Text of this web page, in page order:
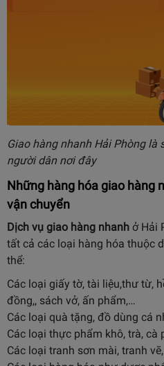
Giao hàng nhanh Hải Phòng
người dân nơi đây
Những hàng hóa giao hàng
vận chuyển
Dịch vụ giao hàng nhanh ở Hải
tất cả các loại hàng hóa thuộc
thể:
Các loại giấy tờ, tài liệu,thư từ,
đồng,, sách vở, ấn phẩm,…
Các loại quà tặng, đồ dùng cá
Các loại thực phẩm khô, trà, cà
Các loại tranh sơn mài, tranh